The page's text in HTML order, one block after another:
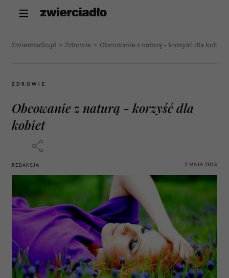
Zwierciadlo.pl > Zdrowie > Obcowanie z naturą - korzyść dla kobiet
ZDROWIE
Obcowanie z naturą - korzyść dla
kobiet
REDAKCJA 2 MAJA 2013